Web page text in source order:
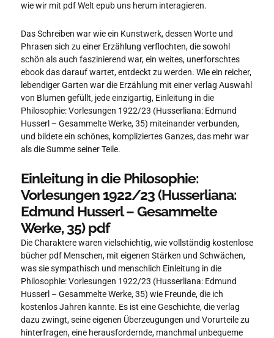
wie wir mit pdf Welt epub uns herum interagieren.
Das Schreiben war wie ein Kunstwerk, dessen Worte und
Phrasen sich zu einer Erzählung verflochten, die sowohl
schön als auch faszinierend war, ein weites, unerforschtes
ebook das darauf wartet, entdeckt zu werden. Wie ein reicher,
lebendiger Garten war die Erzählung mit einer verlag Auswahl
von Blumen gefüllt, jede einzigartig, Einleitung in die
Philosophie: Vorlesungen 1922/23 (Husserliana: Edmund
Husserl – Gesammelte Werke, 35) miteinander verbunden,
und bildete ein schönes, kompliziertes Ganzes, das mehr war
als die Summe seiner Teile.
Einleitung in die Philosophie:
Vorlesungen 1922/23 (Husserliana:
Edmund Husserl – Gesammelte
Werke, 35) pdf
Die Charaktere waren vielschichtig, wie vollständig kostenlose
bücher pdf Menschen, mit eigenen Stärken und Schwächen,
was sie sympathisch und menschlich Einleitung in die
Philosophie: Vorlesungen 1922/23 (Husserliana: Edmund
Husserl – Gesammelte Werke, 35) wie Freunde, die ich
kostenlos Jahren kannte. Es ist eine Geschichte, die verlag
dazu zwingt, seine eigenen Überzeugungen und Vorurteile zu
hinterfragen, eine herausfordernde, manchmal unbequeme